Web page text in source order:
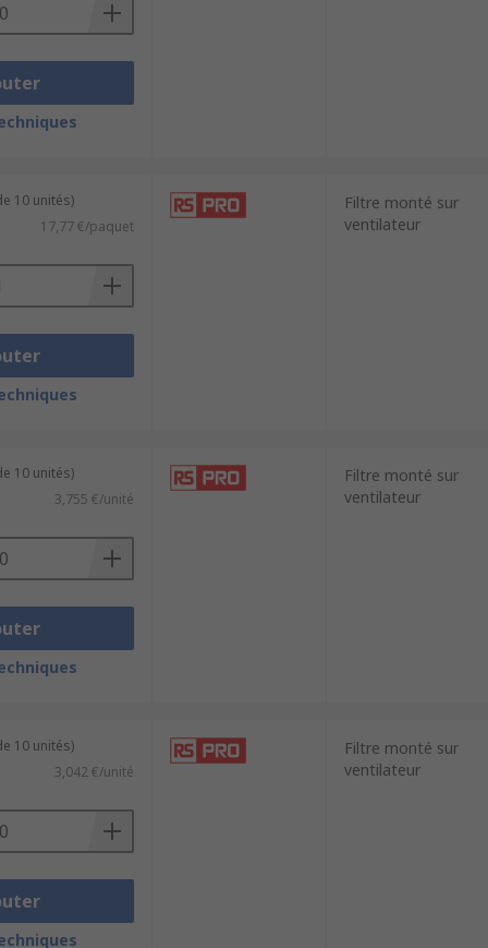
10 unités)
17,77 €/paquet
Filtre monté sur
ventilateur
10 unités)
3,755 €/unité
Filtre monté sur
ventilateur
10 unités)
3,042 €/unité
Filtre monté sur
ventilateur